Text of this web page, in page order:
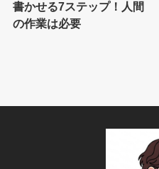
書かせる7ステップ！人間
の作業は必要